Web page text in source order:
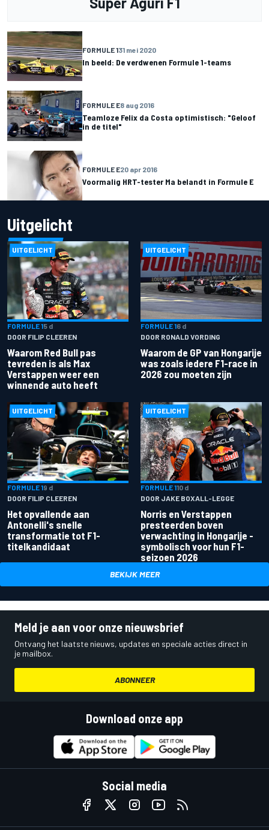
FORMULE 131 mei 2020
In beeld: De verdwenen Formule 1-teams
FORMULE E8 aug 2016
Teamloze Felix da Costa optimistisch: "Geloof
in de titel"
FORMULE E20 apr 2016
Voormalig HRT-tester Ma belandt in Formule E
Uitgelicht
UITGELICHT
FORMULE 15 d
DOOR FILIP CLEEREN
Waarom Red Bull pas
tevreden is als Max
Verstappen weer een
winnende auto heeft
UITGELICHT
FORMULE 16 d
DOOR RONALD VORDING
Waarom de GP van Hongarije
was zoals iedere F1-race in
2026 zou moeten zijn
UITGELICHT
FORMULE 19 d
DOOR FILIP CLEEREN
Het opvallende aan
Antonelli's snelle
transformatie tot F1-
titelkandidaat
UITGELICHT
FORMULE 110 d
DOOR JAKE BOXALL-LEGGE
Norris en Verstappen
presteerden boven
verwachting in Hongarije -
symbolisch voor hun F1-
seizoen 2026
BEKIJK MEER
Meld je aan voor onze nieuwsbrief
Ontvang het laatste nieuws, updates en speciale acties direct in
je mailbox.
ABONNEER
Download onze app
Social media